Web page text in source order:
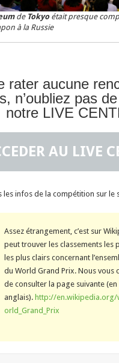
de Tokyoétait presque
à la Russie
rater aucune
n’oubliez pas
notre LIVE
AU LIVE
les infos de la compétition sur le
Assez étrangement, c’est sur
peut trouver les classements les
les plus clairs concernant
du World Grand Prix. Nous vous
de consulter la page suivante (en
anglais).http://en.wikipedia.org/
orld_Grand_Prix